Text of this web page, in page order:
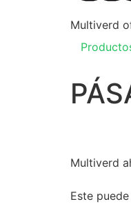
Multiverd
Multiverd
Este